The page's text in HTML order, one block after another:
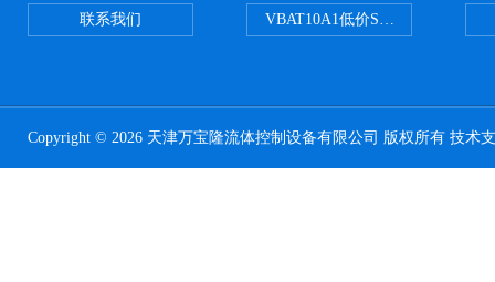
联系我们 VBAT10A1低价SMC储气罐VBAT
Copyright © 2026 天津万宝隆流体控制设备有限公司 版权所有 技术